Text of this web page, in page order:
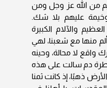
من الله عز وجل ومن
وخيمة عليهم بلا شك.
والآلام الكبيرة
منها مع شعبنا، لهي
واقع لا محالة، وحينه
دم سالت على هذه
ذهبًا، إذ كانت ثمنا